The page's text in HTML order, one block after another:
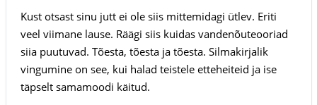
Kust otsast sinu jutt ei ole siis mittemidagi ütlev. Eriti
veel viimane lause. Räägi siis kuidas vandenõuteooriad
siia puutuvad. Tõesta, tõesta ja tõesta. Silmakirjalik
vingumine on see, kui halad teistele etteheiteid ja ise
täpselt samamoodi käitud.